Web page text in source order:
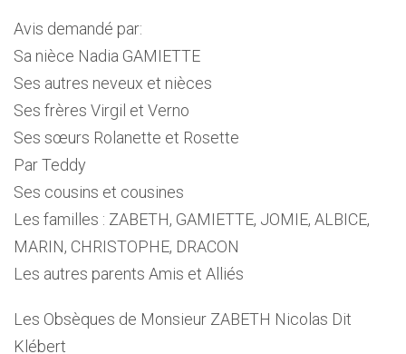
Avis demandé par:
Sa nièce Nadia GAMIETTE
Ses autres neveux et nièces
Ses frères Virgil et Verno
Ses sœurs Rolanette et Rosette
Par Teddy
Ses cousins et cousines
Les familles : ZABETH, GAMIETTE, JOMIE, ALBICE,
MARIN, CHRISTOPHE, DRACON
Les autres parents Amis et Alliés
Les Obsèques de Monsieur ZABETH Nicolas Dit
Klébert